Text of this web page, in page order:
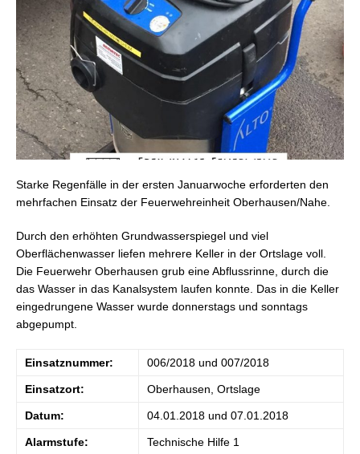
Starke Regenfälle in der ersten Januarwoche erforderten den
mehrfachen Einsatz der Feuerwehreinheit Oberhausen/Nahe.
Durch den erhöhten Grundwasserspiegel und viel
Oberflächenwasser liefen mehrere Keller in der Ortslage voll.
Die Feuerwehr Oberhausen grub eine Abflussrinne, durch die
das Wasser in das Kanalsystem laufen konnte. Das in die Keller
eingedrungene Wasser wurde donnerstags und sonntags
abgepumpt.
Einsatznummer: 006/2018 und 007/2018
Einsatzort: Oberhausen, Ortslage
Datum: 04.01.2018 und 07.01.2018
Alarmstufe: Technische Hilfe 1